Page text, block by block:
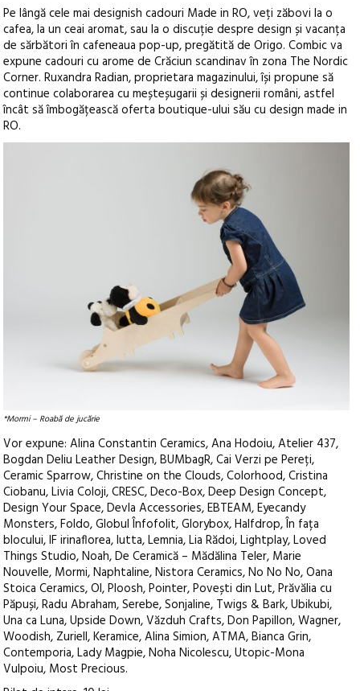
Pe lângă cele mai designish cadouri Made in RO, veți zăbovi la o
cafea, la un ceai aromat, sau la o discuție despre design și vacanța
de sărbători în cafeneaua pop-up, pregătită de Origo. Combic va
expune cadouri cu arome de Crăciun scandinav în zona The Nordic
Corner. Ruxandra Radian, proprietara magazinului, își propune să
continue colaborarea cu meșteșugarii și designerii români, astfel
încât să îmbogățească oferta boutique-ului său cu design made in
RO.
*Mormi – Roabă de jucărie
Vor expune: Alina Constantin Ceramics, Ana Hodoiu, Atelier 437,
Bogdan Deliu Leather Design, BUMbagR, Cai Verzi pe Pereți,
Ceramic Sparrow, Christine on the Clouds, Colorhood, Cristina
Ciobanu, Livia Coloji, CRESC, Deco-Box, Deep Design Concept,
Design Your Space, Devla Accessories, EBTEAM, Eyecandy
Monsters, Foldo, Globul Înfofolit, Glorybox, Halfdrop, În fața
blocului, IF irinaflorea, Iutta, Lemnia, Lia Rădoi, Lightplay, Loved
Things Studio, Noah, De Ceramică – Mădălina Teler, Marie
Nouvelle, Mormi, Naphtaline, Nistora Ceramics, No No No, Oana
Stoica Ceramics, OI, Ploosh, Pointer, Povești din Lut, Prăvălia cu
Păpuși, Radu Abraham, Serebe, Sonjaline, Twigs & Bark, Ubikubi,
Una ca Luna, Upside Down, Văzduh Crafts, Don Papillon, Wagner,
Woodish, Zuriell, Keramice, Alina Simion, ATMA, Bianca Grin,
Contemporia, Lady Magpie, Noha Nicolescu, Utopic-Mona
Vulpoiu, Most Precious.